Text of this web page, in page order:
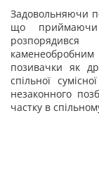
Задовольняючи
що приймаючи
каменеобробним
позивачки як
спільної
незаконного
частку в